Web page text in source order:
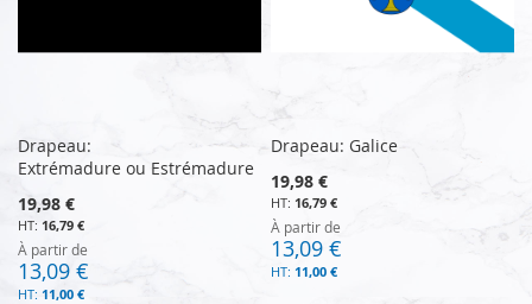
Drapeau:
Extrémadure ou Estrémadure
19,98 €
16,79 €
À partir de
13,09 €
11,00 €
Drapeau: Galice
19,98 €
16,79 €
À partir de
13,09 €
11,00 €